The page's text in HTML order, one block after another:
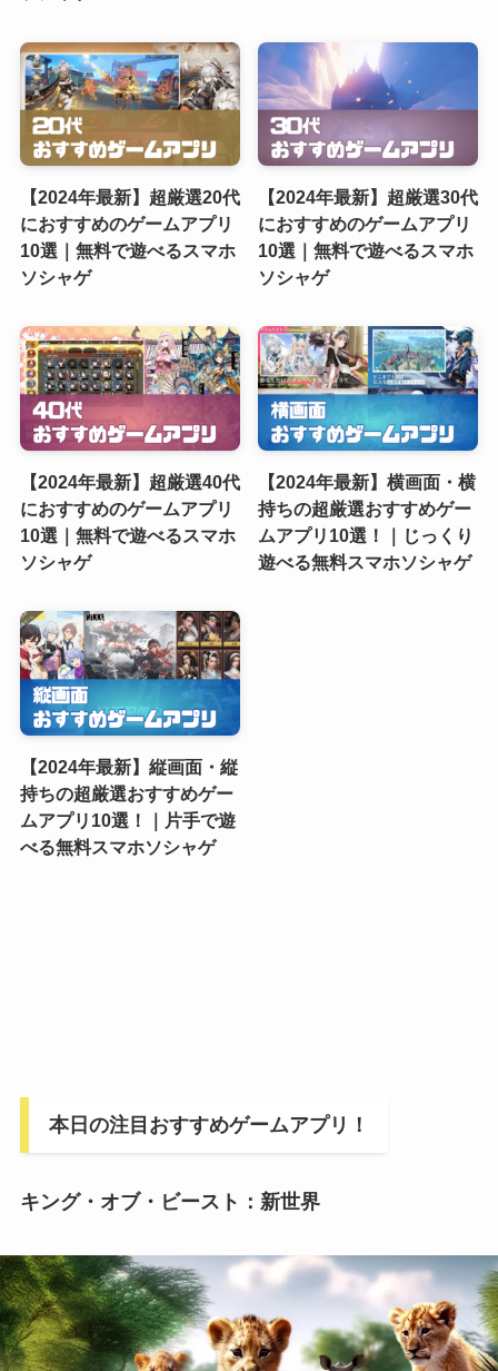
【2024年最新】超厳選20代
におすすめのゲームアプリ
10選｜無料で遊べるスマホ
ソシャゲ
【2024年最新】超厳選30代
におすすめのゲームアプリ
10選｜無料で遊べるスマホ
ソシャゲ
【2024年最新】超厳選40代
におすすめのゲームアプリ
10選｜無料で遊べるスマホ
ソシャゲ
【2024年最新】横画面・横
持ちの超厳選おすすめゲー
ムアプリ10選！｜じっくり
遊べる無料スマホソシャゲ
【2024年最新】縦画面・縦
持ちの超厳選おすすめゲー
ムアプリ10選！｜片手で遊
べる無料スマホソシャゲ
本日の注目おすすめゲームアプリ！
キング・オブ・ビースト：新世界